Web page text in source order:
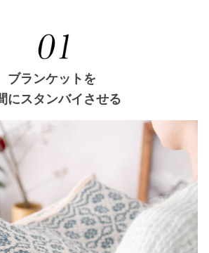
ブランケットを
にスタンバイさせる